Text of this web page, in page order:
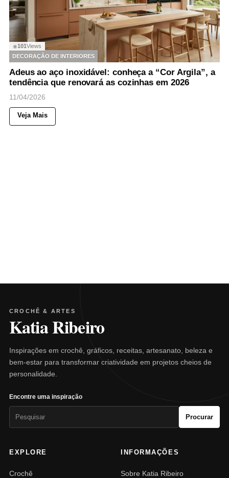
◉101 Views
DECORAÇÃO DE INTERIORES
Adeus ao aço inoxidável: conheça a “Cor Argila”, a
tendência que renovará as cozinhas em 2026
11/04/2026
Veja Mais
CROCHÊ & ARTES
Katia Ribeiro
Inspirações em crochê, gráficos, receitas, artesanato, beleza e
bem-estar para transformar criatividade em projetos cheios de
personalidade.
Encontre uma inspiração
Procurar
EXPLORE
Crochê
INFORMAÇÕES
Sobre Katia Ribeiro